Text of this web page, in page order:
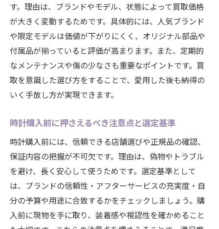
高級時計の相場を正しく把握して買取対策
信頼できる時計の選定と売却のコツとは
信頼性で選ぶ時計と売却時の注意点を解説
時計選びで失敗しないための店選びの基準
売却時に役立つ時計の保管や書類の管理方
法
性
時計売却のタイミングを見極めるポイント
安心して任せられる時計買取サービスの特
徴
大切な時計を手放す前に知っておきたいこと
時計を手放す前に確認したい思い出と価値
手放す時計の記録や写真の残し方を紹介
す。理由は、ブランドやモデル、状態によって買取価格
が大きく変動するためです。具体的には、人気ブランド
や限定モデルは価値が下がりにくく、オリジナル部品や
付属品が揃っていると評価が高まります。また、定期的
なメンテナンスや傷の少なさも重要なポイントです。買
取を意識した選び方をすることで、愛用した後も納得の
いく手放し方が実現できます。
時計購入前に押さえるべき注意点と選定基準
時計購入前には、信頼できる店舗選びや正規品の確認、
保証内容の把握が不可欠です。理由は、偽物やトラブル
を避け、長く安心して使うためです。選定基準として
は、ブランドの信頼性・アフターサービスの充実度・自
分の予算や用途に合致するかをチェックしましょう。購
入前に現物を手に取り、装着感や視認性を確かめること